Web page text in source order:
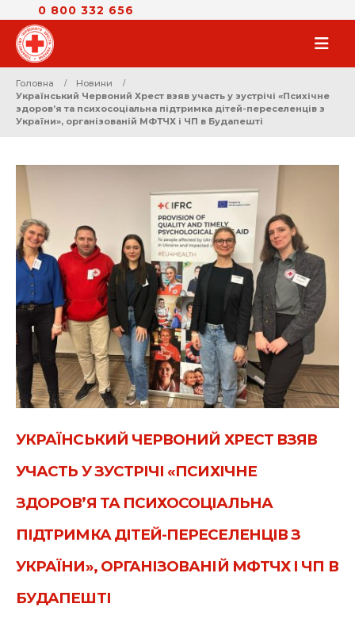
0 800 332 656
Головна
Новини
Український Червоний Хрест взяв участь у зустрічі «Психічне
здоров’я та психосоціальна підтримка дітей-переселенців з
України», організованій МФТЧХ і ЧП в Будапешті
УКРАЇНСЬКИЙ ЧЕРВОНИЙ ХРЕСТ ВЗЯВ
УЧАСТЬ У ЗУСТРІЧІ «ПСИХІЧНЕ
ЗДОРОВ’Я ТА ПСИХОСОЦІАЛЬНА
ПІДТРИМКА ДІТЕЙ-ПЕРЕСЕЛЕНЦІВ З
УКРАЇНИ», ОРГАНІЗОВАНІЙ МФТЧХ І ЧП В
БУДАПЕШТІ